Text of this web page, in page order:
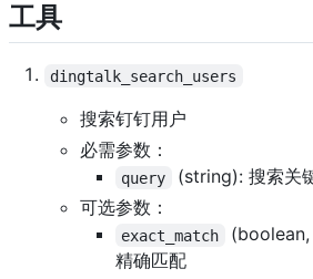
工具
dingtalk_search_users
搜索钉钉用户
必需参数：
query
(string): 搜索关
可选参数：
exact_match
精确匹配